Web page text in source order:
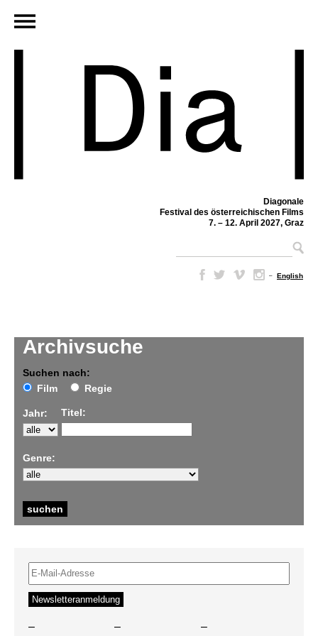
Diagonale
Festival des österreichischen Films
7. – 12. April 2027, Graz
– English
Archivsuche
Suchen nach:
Film
Regie
Jahr: Titel:
Genre:
– – –